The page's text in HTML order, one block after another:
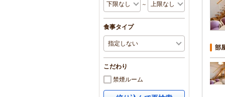
～
食事タイプ
こだわり
禁煙ルーム
部